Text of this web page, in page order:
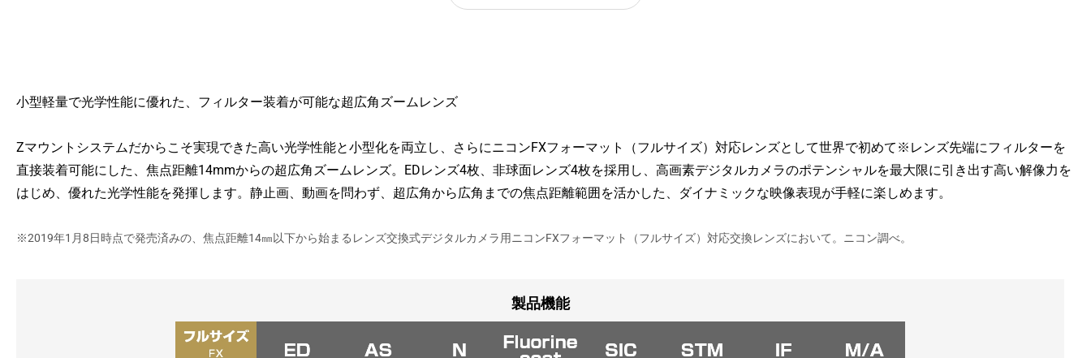
小型軽量で光学性能に優れた、フィルター装着が可能な超広角ズームレンズ
Zマウントシステムだからこそ実現できた高い光学性能と小型化を両立し、さらにニコンFXフォーマット（フルサイズ）対応レンズとして世界で初めて※レンズ先端にフィルターを
直接装着可能にした、焦点距離14mmからの超広角ズームレンズ。EDレンズ4枚、非球面レンズ4枚を採用し、高画素デジタルカメラのポテンシャルを最大限に引き出す高い解像力を
はじめ、優れた光学性能を発揮します。静止画、動画を問わず、超広角から広角までの焦点距離範囲を活かした、ダイナミックな映像表現が手軽に楽しめます。
※2019年1月8日時点で発売済みの、焦点距離14㎜以下から始まるレンズ交換式デジタルカメラ用ニコンFXフォーマット（フルサイズ）対応交換レンズにおいて。ニコン調べ。
製品機能